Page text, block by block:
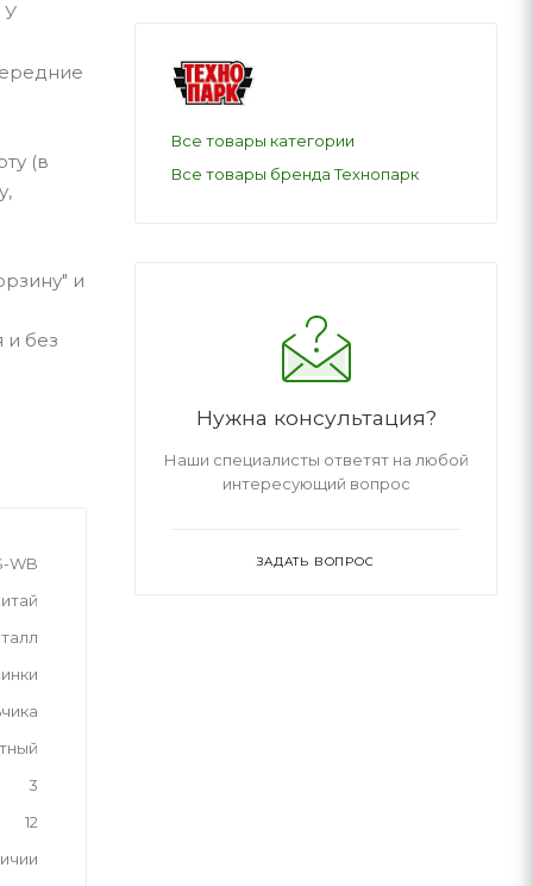
У
(в
и
и без
WB
3
12
Все товары категории
Все товары бренда Технопарк
Нужна консультация?
Наши специалисты ответят на любой
интересующий вопрос
ЗАДАТЬ ВОПРОС